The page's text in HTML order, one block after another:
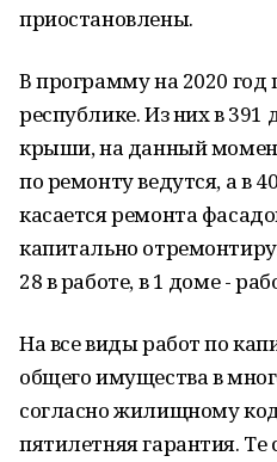
приостановлены.
В программу на 2020
республике. Из них в
крыши, на данный
по ремонту ведутся, а в
касается ремонта
капитально
28 в работе, в 1 доме -
На все виды работ по
общего имущества в
согласно жилищному
пятилетняя гарантия. Те